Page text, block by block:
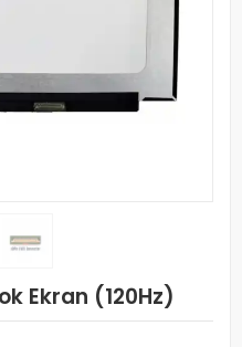
Ekran (120Hz)